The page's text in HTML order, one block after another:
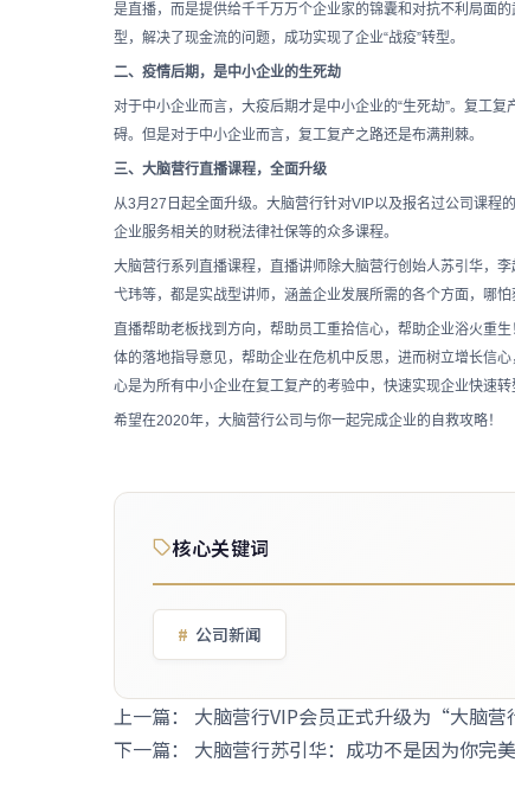
是直播，而是提供给千千万万个企业家的锦囊和对抗不利局面
型，解决了现金流的问题，成功实现了企业“战疫”转型。
二、疫情后期，是中小企业的生死劫
对于中小企业而言，大疫后期才是中小企业的“生死劫”。复工
碍。但是对于中小企业而言，复工复产之路还是布满荆棘。
三、大脑营行直播课程，全面升级
从3月27日起全面升级。大脑营行针对VIP以及报名过公司课程
企业服务相关的财税法律社保等的众多课程。
大脑营行系列直播课程，直播讲师除大脑营行创始人苏引华，
弋玮等，都是实战型讲师，涵盖企业发展所需的各个方面，哪
直播帮助老板找到方向，帮助员工重拾信心，帮助企业浴火重
体的落地指导意见，帮助企业在危机中反思，进而树立增长信
心是为所有中小企业在复工复产的考验中，快速实现企业快速转
希望在2020年，大脑营行公司与你一起完成企业的自救攻略！
核心关键词
公司新闻
上一篇：
大脑营行VIP会员正式升级为“大脑
下一篇：
大脑营行苏引华：成功不是因为你完